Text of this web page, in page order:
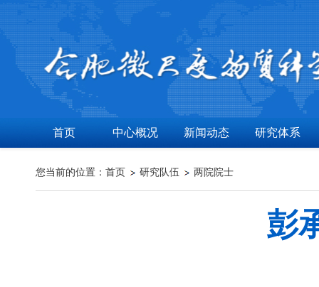
首页 中心概况 新闻动态 研究体系
您当前的位置： 首页 研究队伍 两院院士
彭